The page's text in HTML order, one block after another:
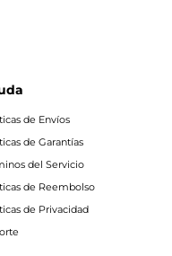
de Envíos
de Garantías
del Servicio
de Reembolso
de Privacidad